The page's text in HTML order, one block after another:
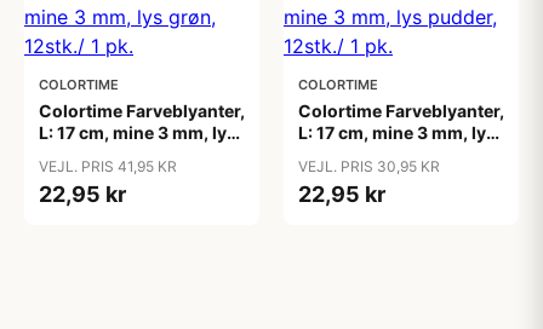
COLORTIME
Colortime Farveblyanter,
L: 17 cm, mine 3 mm, lys
VEJL. PRIS 41,95 KR
22,95 kr
COLORTIME
Colortime Farveblyanter,
L: 17 cm, mine 3 mm, lys
VEJL. PRIS 30,95 KR
22,95 kr